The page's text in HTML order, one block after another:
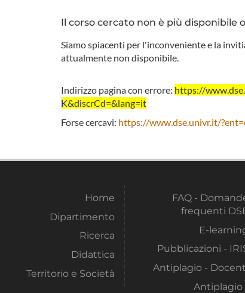
Il corso cercato non è più disponibile
Siamo spiacenti per l'inconveniente e la
attualmente non disponibile.
Indirizzo pagina con errore: https://
K&discrCd=&lang=it
Forse cercavi: https://www.dse.univr.it/
Home
Dipartimento
Ricerca
Didattica
Territorio e Società
FAQ -
frequenti
E-
Pubblicazioni -
Antiplagio -
Antiplagio